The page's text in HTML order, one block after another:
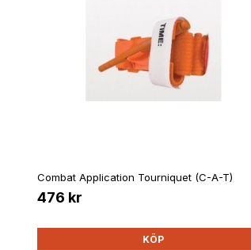
Combat Application Tourniquet (C-A-T)
476 kr
KÖP